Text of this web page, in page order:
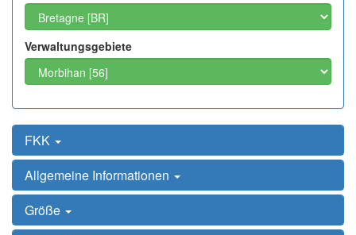
Verwaltungsgebiete
FKK
Allgemeine Informationen
Größe